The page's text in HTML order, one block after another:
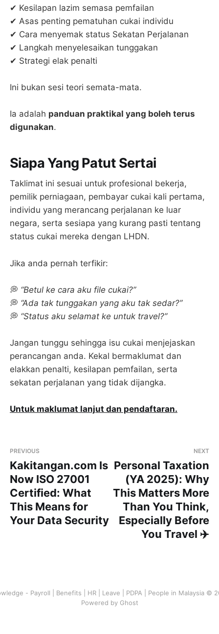
✔ Kesilapan lazim semasa pemfailan
✔ Asas penting pematuhan cukai individu
✔ Cara menyemak status Sekatan Perjalanan
✔ Langkah menyelesaikan tunggakan
✔ Strategi elak penalti
Ini bukan sesi teori semata-mata.
Ia adalah panduan praktikal yang boleh terus
digunakan.
Siapa Yang Patut Sertai
Taklimat ini sesuai untuk profesional bekerja,
pemilik perniagaan, pembayar cukai kali pertama,
individu yang merancang perjalanan ke luar
negara, serta sesiapa yang kurang pasti tentang
status cukai mereka dengan LHDN.
Jika anda pernah terfikir:
💭 “Betul ke cara aku file cukai?”
💭 “Ada tak tunggakan yang aku tak sedar?”
💭 “Status aku selamat ke untuk travel?”
Jangan tunggu sehingga isu cukai menjejaskan
perancangan anda. Kekal bermaklumat dan
elakkan penalti, kesilapan pemfailan, serta
sekatan perjalanan yang tidak dijangka.
Untuk maklumat lanjut dan pendaftaran.
PREVIOUS
Kakitangan.com Is
Now ISO 27001
Certified: What
This Means for
Your Data Security
NEXT
Personal Taxation
(YA 2025): Why
This Matters More
Than You Think,
Especially Before
You Travel ✈️
- Payroll | Benefits | HR | Leave | PDPA | People in Malaysia ©
Powered by Ghost